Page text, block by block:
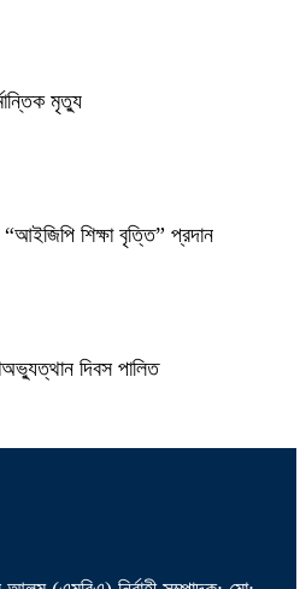
মৃত্যু
“আইজিপি শিক্ষা বৃত্তি” প্রদান
দিবস পালিত